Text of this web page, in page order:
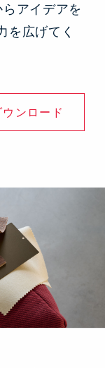
アイデアを
を広げてく
ンロード